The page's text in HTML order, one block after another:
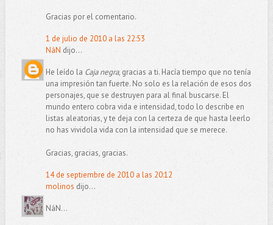
Gracias por el comentario.
1 de julio de 2010 a las 22:53
NáN dijo...
He leído la Caja negra, gracias a ti. Hacía tiempo que no tenía
una impresión tan fuerte. No solo es la relación de esos dos
personajes, que se destruyen para al final buscarse. El
mundo entero cobra vida e intensidad, todo lo describe en
listas aleatorias, y te deja con la certeza de que hasta leerlo
no has vividola vida con la intensidad que se merece.
Gracias, gracias, gracias.
14 de septiembre de 2010 a las 20:12
molinos dijo...
NáN...